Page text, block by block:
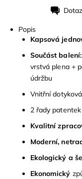
Dotaz
Popis
Kapsová
Součást balení:
vrstvá plena +
údržbu
Vnitřní
2 řady
Kvalitní
Moderní,
Ekologický a
Ekonomický